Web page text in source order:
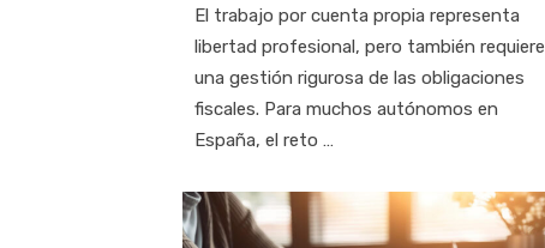
El trabajo por cuenta propia representa
libertad profesional, pero también requiere
una gestión rigurosa de las obligaciones
fiscales. Para muchos autónomos en
España, el reto …